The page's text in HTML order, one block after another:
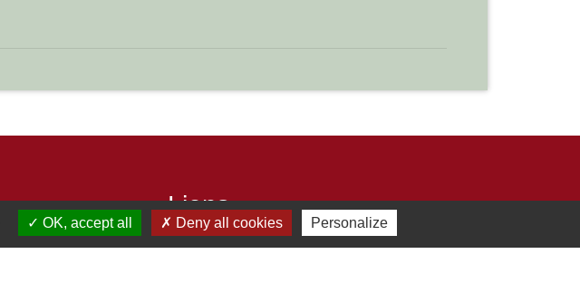
Liens
Développement durable
OK, accept all Deny all cookies Personalize